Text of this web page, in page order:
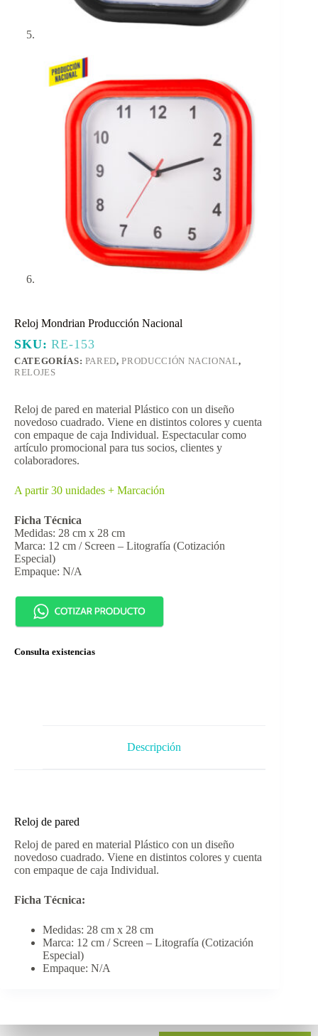
Reloj Mondrian Producción Nacional
SKU:RE-153
CATEGORÍAS: PARED,PRODUCCIÓN NACIONAL,
RELOJES
Reloj de pared en material Plástico con un diseño
novedoso cuadrado. Viene en distintos colores y cuenta
con empaque de caja Individual. Espectacular como
artículo promocional para tus socios, clientes y
colaboradores.
A partir 30 unidades + Marcación
Ficha Técnica
Medidas: 28 cm x 28 cm
Marca: 12 cm / Screen – Litografía (Cotización
Especial)
Empaque: N/A
Consulta existencias
Descripción
Reloj de pared
Reloj de pared en material Plástico con un diseño
novedoso cuadrado. Viene en distintos colores y cuenta
con empaque de caja Individual.
Ficha Técnica:
Medidas: 28 cm x 28 cm
Marca: 12 cm / Screen – Litografía (Cotización
Especial)
Empaque: N/A